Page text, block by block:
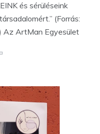
és sérüléseink
(Forrás:
Az ArtMan Egyesület